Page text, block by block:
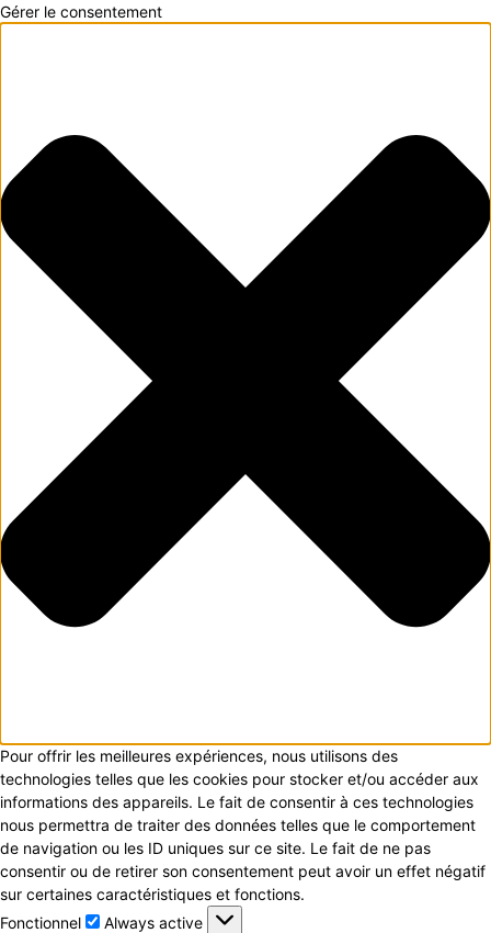
Gérer le consentement
Pour offrir les meilleures expériences, nous utilisons des
technologies telles que les cookies pour stocker et/ou accéder aux
informations des appareils. Le fait de consentir à ces technologies
nous permettra de traiter des données telles que le comportement
de navigation ou les ID uniques sur ce site. Le fait de ne pas
consentir ou de retirer son consentement peut avoir un effet négatif
sur certaines caractéristiques et fonctions.
Fonctionnel
Fonctionnel
Always active